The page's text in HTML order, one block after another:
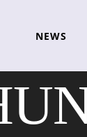
NEWS